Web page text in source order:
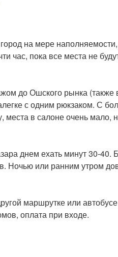
на мере
час, пока все места не
до Ошского рынка
с одним рюкзаком. С
места в салоне очень
днем ехать минут 30-40.
Ночью или ранним утром
маршрутке или
оплата при входе.